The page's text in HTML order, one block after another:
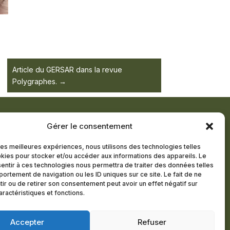
Gérer le consentement
meilleures expériences, nous utilisons des technologies telles
pour stocker et/ou accéder aux informations des appareils. Le
à ces technologies nous permettra de traiter des données telles
de navigation ou les ID uniques sur ce site. Le fait de ne
ou de retirer son consentement peut avoir un effet négatif sur
et fonctions.
Accepter Refuser
Article du GERSAR dans la revue
Polygraphes.
D’INFORMATION
MEMBRE
générales Politique de cookies (UE)